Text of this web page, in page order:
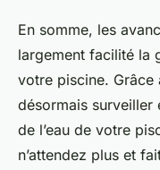
En somme, les
largement facilité la
votre piscine. Grâce
désormais surveiller
de l’eau de votre
n’attendez plus et